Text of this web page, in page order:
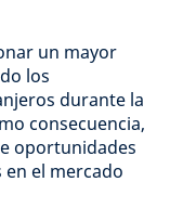
un mayor
los
durante la
consecuencia,
oportunidades
el mercado